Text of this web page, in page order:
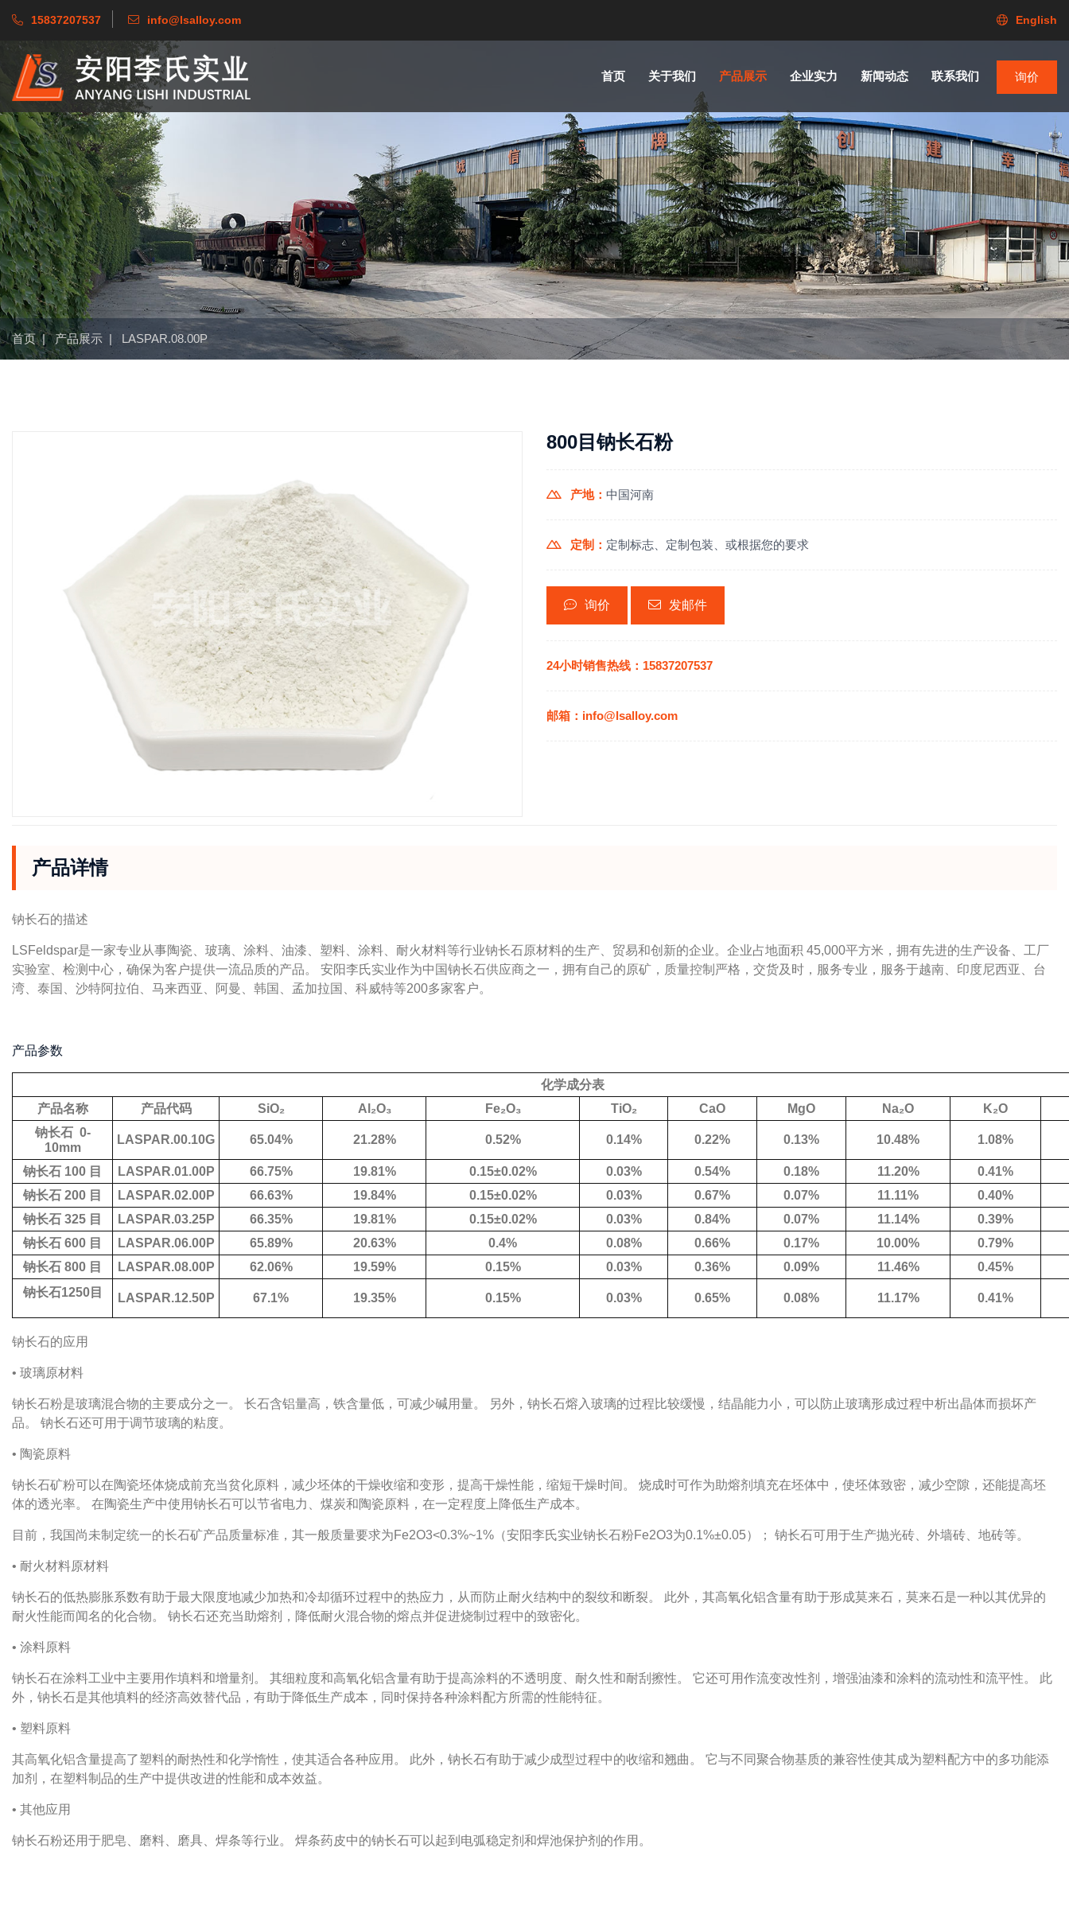
15837207537 info@lsalloy.com English
首页 关于我们 产品展示 企业实力 新闻动态 联系我们 询价
首页 | 产品展示 | LASPAR.08.00P
800目钠长石粉
产地： 中国河南
定制： 定制标志、定制包装、或根据您的要求
询价 发邮件
24小时销售热线：15837207537
邮箱：info@lsalloy.com
产品详情
钠长石的描述
LSFeldspar是一家专业从事陶瓷、玻璃、涂料、油漆、塑料、涂料、耐火材料等行业钠长石原材料的生产、贸易和创新的企业。企业占地面积 45,000平方米，拥有先进的生产设备、工厂
实验室、检测中心，确保为客户提供一流品质的产品。 安阳李氏实业作为中国钠长石供应商之一，拥有自己的原矿，质量控制严格，交货及时，服务专业，服务于越南、印度尼西亚、台
湾、泰国、沙特阿拉伯、 马来西亚、阿曼、韩国、孟加拉国、科威特等200多家客户。
产品参数
化学成分表
产品名称
产品代码 SiO₂ Al₂O₃ Fe₂O₃ TiO₂ CaO MgO Na₂O
K₂O
钠长石 0-
10mm
LASPAR.00.10G 65.04% 21.28% 0.52% 0.14% 0.22% 0.13% 10.48% 1.08%
钠长石 100 目 LASPAR.01.00P 66.75% 19.81% 0.15±0.02% 0.03% 0.54% 0.18% 11.20%
0.41%
钠长石 200 目 LASPAR.02.00P 66.63% 19.84% 0.15±0.02% 0.03% 0.67% 0.07% 11.11%
0.40%
钠长石 325 目 LASPAR.03.25P 66.35% 19.81% 0.15±0.02% 0.03% 0.84% 0.07% 11.14%
0.39%
钠长石 600 目 LASPAR.06.00P 65.89% 20.63% 0.4% 0.08% 0.66% 0.17% 10.00%
0.79%
钠长石 800 目 LASPAR.08.00P 62.06% 19.59% 0.15% 0.03% 0.36% 0.09% 11.46%
0.45%
钠长石1250目
LASPAR.12.50P 67.1% 19.35% 0.15% 0.03% 0.65% 0.08% 11.17% 0.41%
钠长石的应用
• 玻璃原材料
钠长石粉是玻璃混合物的主要成分之一。 长石含铝量高，铁含量低，可减少碱用量。
另外，钠长石熔入玻璃的过程比较缓慢，结晶能力小，可以防止玻璃形成过程中析出晶体而损坏产
品。
钠长石还可用于调节玻璃的粘度。
• 陶瓷原料
钠长石矿粉可以在陶瓷坯体烧成前充当贫化原料，减少坯体的干燥收缩和变形，提高干燥性能，缩短干燥时间。
烧成时可作为助熔剂填充在坯体中，使坯体致密，减少空隙，还能提高坯
体的透光率。
在陶瓷生产中使用钠长石可以节省电力、煤炭和陶瓷原料，在一定程度上降低生产成本。
目前，我国尚未制定统一的长石矿产品质量标准，其一般质量要求为Fe2O3<0.3%~1% （安阳李氏实业钠长石粉Fe2O3为0.1%±0.05）； 钠长石可用于生产抛光砖、外墙砖、地砖等。
• 耐火材料原材料
钠长石的低热膨胀系数有助于最大限度地减少加热和冷却循环过程中的热应力，从而防止耐火结构中的裂纹和断裂。
此外，其高氧化铝含量有助于形成莫来石，莫来石是一种以其优异的
耐火性能而闻名的化合物。
钠长石还充当助熔剂，降低耐火混合物的熔点并促进烧制过程中的致密化。
• 涂料原料
钠长石在涂料工业中主要用作填料和增量剂。 其细粒度和高氧化铝含量有助于提高涂料的不透明度、耐久性和耐刮擦性。 它还可用作流变改性剂，增强油漆和涂料的流动性和流平性。
此
外，钠长石是其他填料的经济高效替代品，有助于降低生产成本，同时保持各种涂料配方所需的性能特征。
• 塑料原料
其高氧化铝含量提高了塑料的耐热性和化学惰性，使其适合各种应用。 此外，钠长石有助于减少成型过程中的收缩和翘曲。
它与不同聚合物基质的兼容性使其成为塑料配方中的多功能添
加剂，在塑料制品的生产中提供改进的性能和成本效益。
• 其他应用
钠长石粉还用于肥皂、磨料、磨具、焊条等行业。 焊条药皮中的钠长石可以起到电弧稳定剂和焊池保护剂的作用。